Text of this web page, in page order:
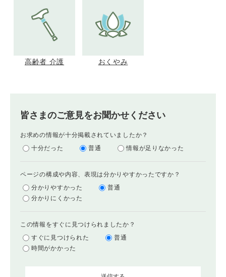
高齢者 介護 おくやみ
皆さまのご意見をお聞かせください
お求めの情報が十分掲載されていましたか？
十分だった
普通 情報が足りなかった
ページの構成や内容、表現は分かりやすかったですか？
分かりやすかった
普通
分かりにくかった
この情報をすぐに見つけられましたか？
すぐに見つけられた
普通
時間がかかった